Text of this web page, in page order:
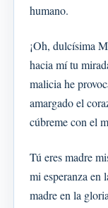
humano.
¡Oh, dulcísima
hacia mí tu
malicia he
amargado el
cúbreme con el
Tú eres madre
mi esperanza en
madre en la